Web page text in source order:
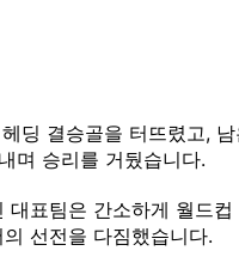
딩 결승골을 터뜨렸고,
며 승리를 거뒀습니다.
대표팀은 간소하게 월드컵
선전을 다짐했습니다.